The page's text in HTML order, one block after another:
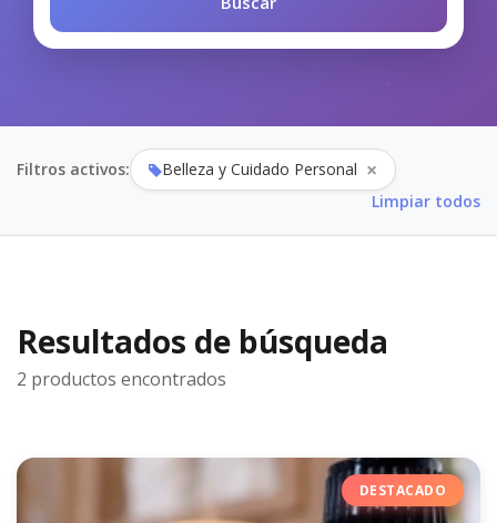
Filtros activos: Belleza y Cuidado Personal ×
Limpiar todos
Resultados de búsqueda
2 productos encontrados
DESTACADO